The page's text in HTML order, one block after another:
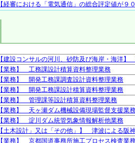
【経審における「電気通信」の総合評定値が
【建設コンサルの河川、砂防及び海岸・海洋
【業務】 工務課設計積算資料整理業務
【業務】 開発工務課調査設計資料整理業務
【業務】 開発工務課設計積算資料整理業務
【業務】 管理課等設計積算資料整理業務
【業務】 天ヶ瀬ダム機械設備現場監督支援業
【業務】 淀川ダム統管気象情報解析他業務
【土木設計」又は「その他」】 津波による阪
【業務】 京都国道事務所施工プロセス検査業